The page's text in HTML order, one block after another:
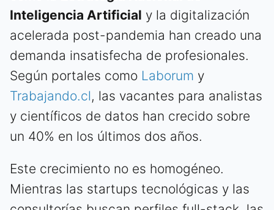
Inteligencia Artificial y la digitalización
acelerada post-pandemia han creado una
demanda insatisfecha de profesionales.
Según portales como Laborum y
Trabajando.cl, las vacantes para analistas
y científicos de datos han crecido sobre
un 40% en los últimos dos años.
Este crecimiento no es homogéneo.
Mientras las startups tecnológicas y las